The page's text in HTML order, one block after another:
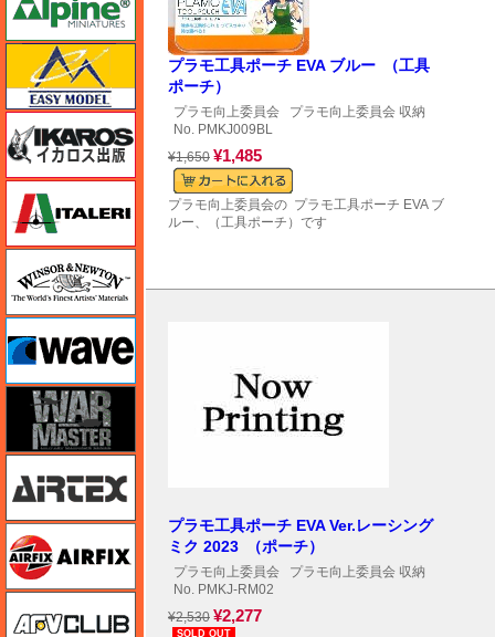
プラモ工具ポーチ EVA ブルー （工具
ポーチ）
プラモ向上委員会
プラモ向上委員会 収納
No. PMKJ009BL
¥1,650 ¥1,485
プラモ向上委員会の プラモ工具ポーチ EVA ブ
ルー、（工具ポーチ）です
プラモ工具ポーチ EVA Ver.レーシング
ミク 2023 （ポーチ）
プラモ向上委員会
プラモ向上委員会 収納
No. PMKJ-RM02
¥2,530 ¥2,277
SOLD OUT
イージーモデル
イカロス出版
イタレリ
ウォーマスターズ
エアフィックス